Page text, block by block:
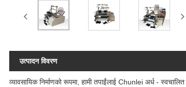
उत्पादन विवरण
व्यावसायिक निर्माणको रूपमा, हामी तपाईंलाई Chunlei अर्ध -